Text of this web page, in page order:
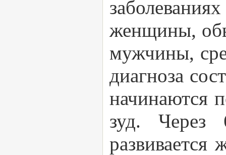
женщины,
мужчины,
диагноза
начинаются
зуд. Через